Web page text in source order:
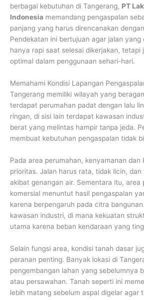
berbagai kebutuhan di Tangerang, PT
Indonesia memandang pengaspalan
panjang yang harus direncanakan
Pendekatan ini bertujuan agar jalan yang
hanya rapi saat selesai dikerjakan, tetapi
optimal dalam penggunaan sehari-hari.
Memahami Kondisi Lapangan
Tangerang memiliki wilayah yang
terdapat perumahan padat dengan lalu
ringan, di sisi lain terdapat kawasan
berat yang melintas hampir tanpa jeda.
membuat kebutuhan pengaspalan tidak
Pada area perumahan, kenyamanan dan
prioritas. Jalan harus rata, tidak licin,
akibat genangan air. Sementara itu, area
komersial menuntut hasil pengaspalan
karena berpengaruh pada citra
kawasan industri, di mana kekuatan
utama karena beban kendaraan yang
Selain fungsi area, kondisi tanah dasar
peranan penting. Banyak lokasi di
pengembangan lahan yang sebelumnya
atau persawahan. Tanah seperti ini
lebih matang sebelum aspal digelar agar